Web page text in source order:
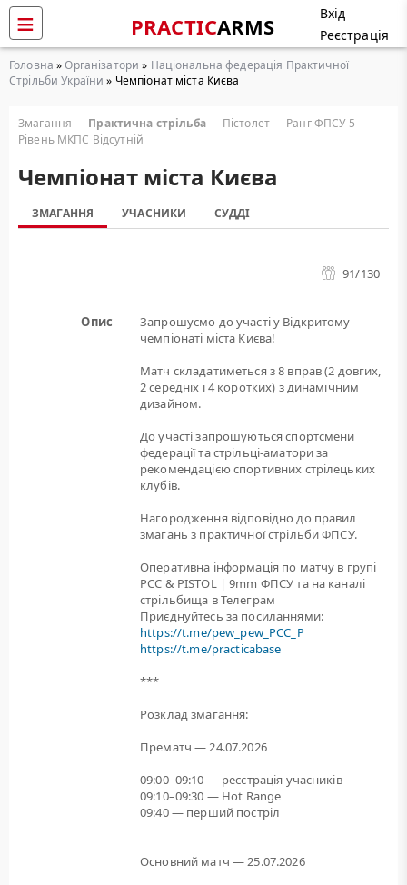
PRACTICARMS
Вхід
Реєстрація
Головна »Організатори » Національна федерація Практичної
Стрільби України » Чемпіонат міста Києва
Змагання Практична стрільба Пістолет
Ранг ФПСУ 5
Рівень МКПС Відсутній
Чемпіонат міста Києва
ЗМАГАННЯ УЧАСНИКИ СУДДІ
91/130
Опис
Запрошуємо до участі у Відкритому
чемпіонаті міста Києва!
Матч складатиметься з 8 вправ (2 довгих,
2 середніх і 4 коротких) з динамічним
дизайном.
До участі запрошуються спортсмени
федерації та стрільці-аматори за
рекомендацією спортивних стрілецьких
клубів.
Нагородження відповідно до правил
змагань з практичної стрільби ФПСУ.
Оперативна інформація по матчу в групі
PCC & PISTOL | 9mm ФПСУ та на каналі
стрільбища в Телеграм
Приєднуйтесь за посиланнями:
https://t.me/pew_pew_PCC_P
https://t.me/practicabase
***
Розклад змагання:
Прематч — 24.07.2026
09:00–09:10 — реєстрація учасників
09:10–09:30 — Hot Range
09:40 — перший постріл
Основний матч — 25.07.2026